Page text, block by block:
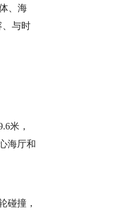
、海
、与时
米，
海厅和
碰撞，